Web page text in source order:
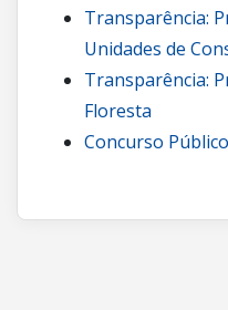
Transparência:
Unidades de
Transparência:
Floresta
Concurso